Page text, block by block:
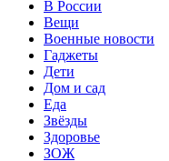
В России
Вещи
Военные новости
Гаджеты
Дети
Дом и сад
Еда
Звёзды
Здоровье
ЗОЖ